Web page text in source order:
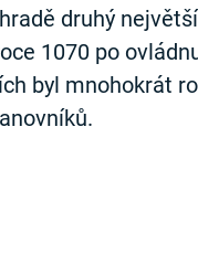
druhý
1070 po
byl mnohokrát